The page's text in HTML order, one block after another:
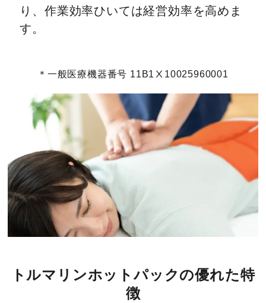
り、作業効率ひいては経営効率を高めま
す。
＊一般医療機器番号 11B1Ⅹ10025960001
トルマリンホットパックの優れた特
徴